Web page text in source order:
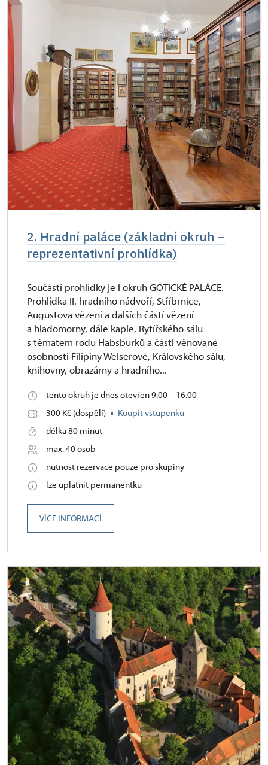
2. Hradní paláce (základní okruh –
reprezentativní prohlídka)
Součástí prohlídky je i okruh GOTICKÉ PALÁCE.
Prohlídka II. hradního nádvoří, Stříbrnice,
Augustova vězení a dalších částí vězení
a hladomorny, dále kaple, Rytířského sálu
s tématem rodu Habsburků a části věnované
osobnosti Filipíny Welserové, Královského sálu,
knihovny, obrazárny a hradního...
tento okruh je dnes otevřen 9.00 – 16.00
300 Kč (dospělí)
Koupit vstupenku
délka 80 minut
max. 40 osob
nutnost rezervace pouze pro skupiny
lze uplatnit permanentku
VÍCE INFORMACÍ